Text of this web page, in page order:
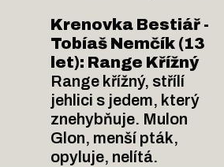
Krenovka Bestiář -
Tobíaš Nemčík (13
let): Range Křížný
Range křížný, střílí
jehlici s jedem, který
znehybňuje. Mulon
Glon, menší pták,
opyluje, nelítá.